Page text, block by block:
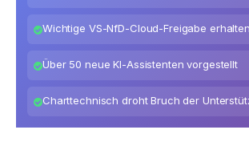
Wichtige VS-NfD-Cloud-Freigabe erhalten
Über 50 neue KI-Assistenten vorgestellt
Charttechnisch droht Bruch der